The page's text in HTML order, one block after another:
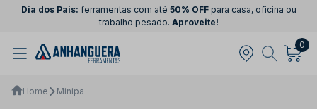
Dia dos Pais: ferramentas com até 50% OFFpara casa, oficina ou
trabalho pesado. Aproveite!
0
Home Minipa